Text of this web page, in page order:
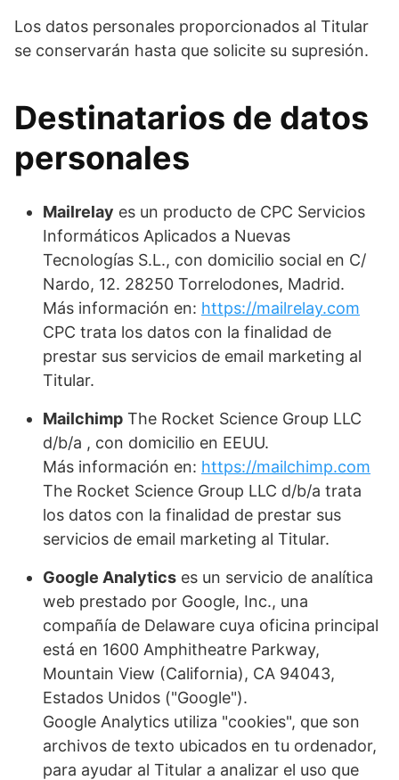
Los datos personales proporcionados al Titular
se conservarán hasta que solicite su supresión.
Destinatarios de datos
personales
Mailrelay es un producto de CPC Servicios
Informáticos Aplicados a Nuevas
Tecnologías S.L., con domicilio social en C/
Nardo, 12. 28250 Torrelodones, Madrid.
Más información en: https://mailrelay.com
CPC trata los datos con la finalidad de
prestar sus servicios de email marketing al
Titular.
Mailchimp The Rocket Science Group LLC
d/b/a , con domicilio en EEUU.
Más información en: https://mailchimp.com
The Rocket Science Group LLC d/b/a trata
los datos con la finalidad de prestar sus
servicios de email marketing al Titular.
Google Analytics es un servicio de analítica
web prestado por Google, Inc., una
compañía de Delaware cuya oficina principal
está en 1600 Amphitheatre Parkway,
Mountain View (California), CA 94043,
Estados Unidos ("Google").
Google Analytics utiliza "cookies", que son
archivos de texto ubicados en tu ordenador,
para ayudar al Titular a analizar el uso que